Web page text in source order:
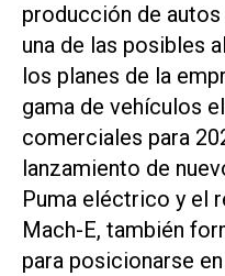
producción de
una de las posibles
los planes de la
gama de vehículos
comerciales para
lanzamiento de
Puma eléctrico y el
Mach-E, también
para posicionarse